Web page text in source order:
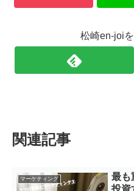
松崎en-joi
関連記事
マーケティング
最も